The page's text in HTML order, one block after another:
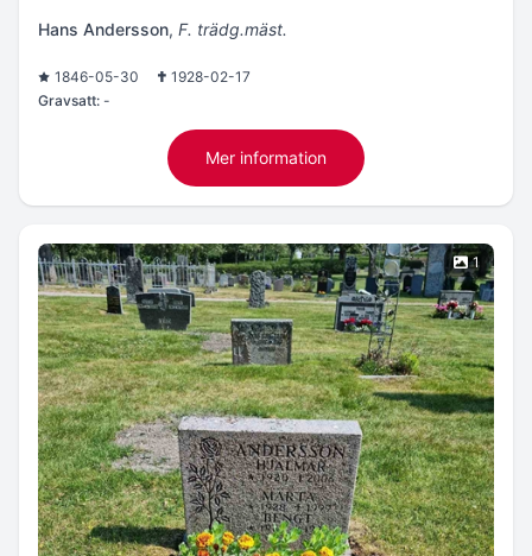
Hans Andersson, F. trädg.mäst.
1846-05-30
1928-02-17
Gravsatt: -
Mer information
1